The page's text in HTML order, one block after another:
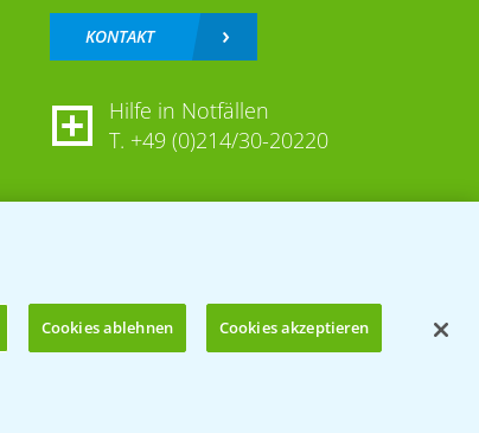
KONTAKT
Hilfe in Notfällen
T. +49 (0)214/30-20220
Cookies ablehnen Cookies akzeptieren